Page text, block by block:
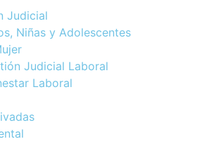
Judicial
Niñas y Adolescentes
Judicial Laboral
Laboral